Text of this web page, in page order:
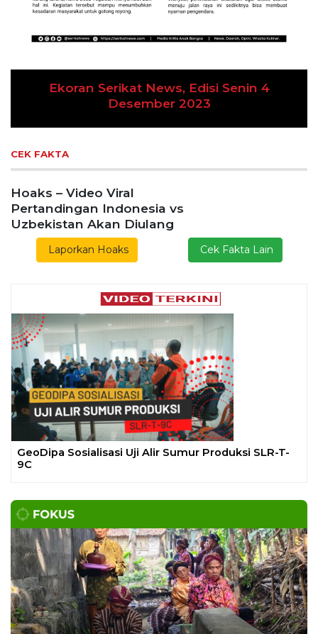
Ekoran Serikat News, Edisi Kamis 9
November 2023
CEK FAKTA
Hoaks – Video Viral
Pertandingan Indonesia vs
Uzbekistan Akan Diulang
Laporkan Hoaks Cek Fakta Lain
Gelar Media Gathering, Geodipa Ajak Media Diskusi
Pembangunan Proyek PLTP Dieng Unit 2
Previous